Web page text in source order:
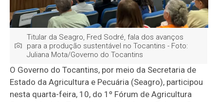
Titular da Seagro, Fred Sodré, fala dos avanços
para a produção sustentável no Tocantins - Foto:
Juliana Mota/Governo do Tocantins
O Governo do Tocantins, por meio da Secretaria de
Estado da Agricultura e Pecuária (Seagro), participou
nesta quarta-feira, 10, do 1º Fórum de Agricultura